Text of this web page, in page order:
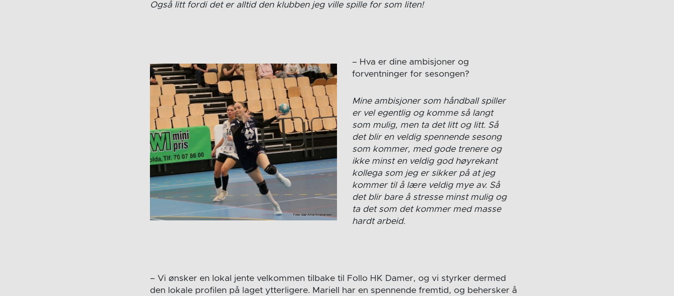
Også litt fordi det er alltid den klubben jeg ville spille for som liten!
– Hva er dine ambisjoner og
forventninger for sesongen?
Mine ambisjoner som håndball spiller
er vel egentlig og komme så langt
som mulig, men ta det litt og litt. Så
det blir en veldig spennende sesong
som kommer, med gode trenere og
ikke minst en veldig god høyrekant
kollega som jeg er sikker på at jeg
kommer til å lære veldig mye av. Så
det blir bare å stresse minst mulig og
ta det som det kommer med masse
hardt arbeid.
– Vi ønsker en lokal jente velkommen tilbake til Follo HK Damer, og vi styrker dermed
den lokale profilen på laget ytterligere. Mariell har en spennende fremtid, og behersker å